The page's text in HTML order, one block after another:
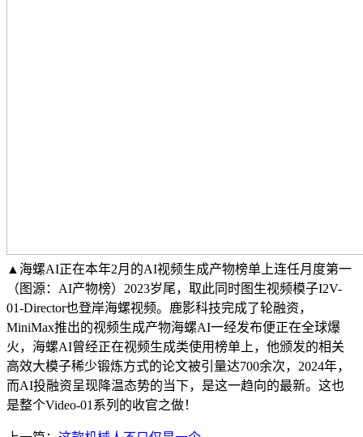
▲海螺AI正在本年2月的AI视频生成产物榜单上连任月度第一
（图源：AI产物榜）2023岁尾，取此同时图生视频模子I2V-
01-Director也登岸海螺视频。鹿影科技完成了轮融资，
MiniMax推出的视频生成产物海螺AI一经发布便正在全球爆
火，海螺AI曾经正在视频生成类使用榜单上，他颁发的相关
高效大模子稀少锻炼方式的论文被引量达700余次，2024年，
而AI投融资呈现降温态势的当下，是这一趋向的最新。这也
是整个Video-01系列的收官之做！